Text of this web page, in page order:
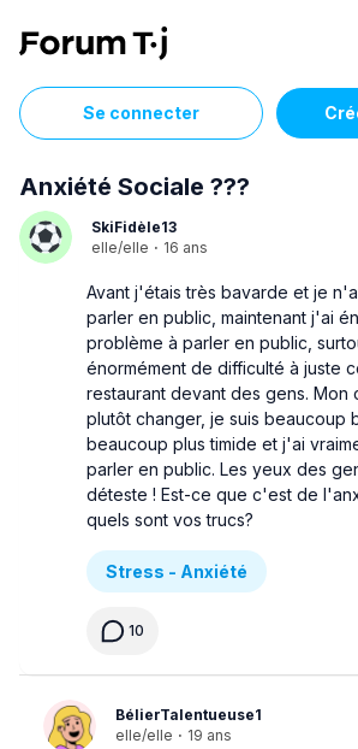
Se connecter
Anxiété Sociale ???
SkiFidèle13
elle/elle · 16 ans
Avant j'étais très bavarde et je
parler en public, maintenant j'ai
problème à parler en public,
énormément de difficulté à juste
restaurant devant des gens. Mon
plutôt changer, je suis beaucoup
beaucoup plus timide et j'ai
parler en public. Les yeux des
déteste ! Est-ce que c'est de
quels sont vos trucs?
Stress - Anxiété
10
BélierTalentueuse1
elle/elle · 19 ans